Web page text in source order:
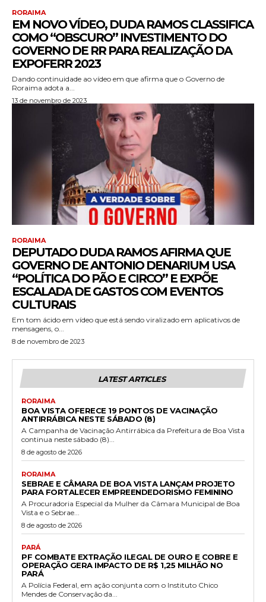
RORAIMA
EM NOVO VÍDEO, DUDA RAMOS CLASSIFICA
COMO “OBSCURO” INVESTIMENTO DO
GOVERNO DE RR PARA REALIZAÇÃO DA
EXPOFERR 2023
Dando continuidade ao vídeo em que afirma que o Governo de
Roraima adota a...
13 de novembro de 2023
RORAIMA
DEPUTADO DUDA RAMOS AFIRMA QUE
GOVERNO DE ANTONIO DENARIUM USA
“POLÍTICA DO PÃO E CIRCO” E EXPÕE
ESCALADA DE GASTOS COM EVENTOS
CULTURAIS
Em tom ácido em vídeo que está sendo viralizado em aplicativos de
mensagens, o...
8 de novembro de 2023
LATEST ARTICLES
RORAIMA
BOA VISTA OFERECE 19 PONTOS DE VACINAÇÃO
ANTIRRÁBICA NESTE SÁBADO (8)
A Campanha de Vacinação Antirrábica da Prefeitura de Boa Vista
continua neste sábado (8)...
8 de agosto de 2026
RORAIMA
SEBRAE E CÂMARA DE BOA VISTA LANÇAM PROJETO
PARA FORTALECER EMPREENDEDORISMO FEMININO
A Procuradoria Especial da Mulher da Câmara Municipal de Boa
Vista e o Sebrae...
8 de agosto de 2026
PARÁ
PF COMBATE EXTRAÇÃO ILEGAL DE OURO E COBRE E
OPERAÇÃO GERA IMPACTO DE R$ 1,25 MILHÃO NO
PARÁ
A Polícia Federal, em ação conjunta com o Instituto Chico
Mendes de Conservação da...